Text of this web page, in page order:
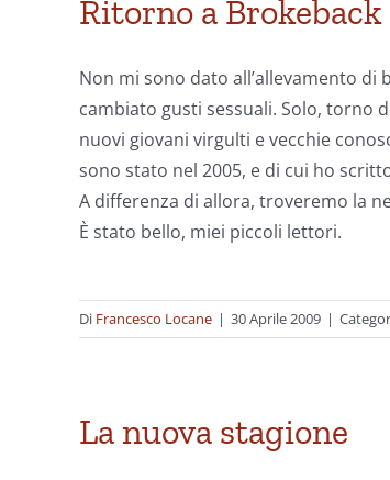
Ritorno a
Non mi sono dato all’allevamento di
cambiato gusti sessuali. Solo, torno
nuovi giovani virgulti e vecchie
sono stato nel 2005, e di cui ho
A differenza di allora, troveremo la
È stato bello, miei piccoli lettori.
Di Francesco Locane | 30 Aprile 2009 |
La nuova stagione